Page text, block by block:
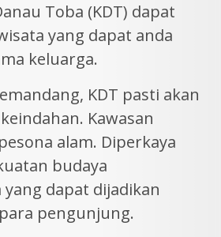
Toba (KDT) dapat
yang dapat anda
keluarga.
KDT pasti akan
Kawasan
alam. Diperkaya
budaya
dapat dijadikan
pengunjung.